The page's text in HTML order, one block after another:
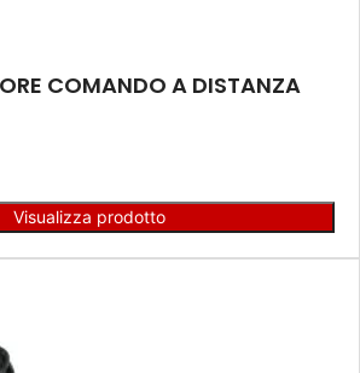
COMANDO A DISTANZA
Visualizza prodotto